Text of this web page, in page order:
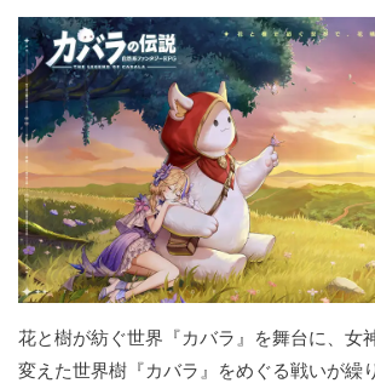
花と樹が紡ぐ世界『カバラ』を舞台に、女
変えた世界樹『カバラ』をめぐる戦いが繰